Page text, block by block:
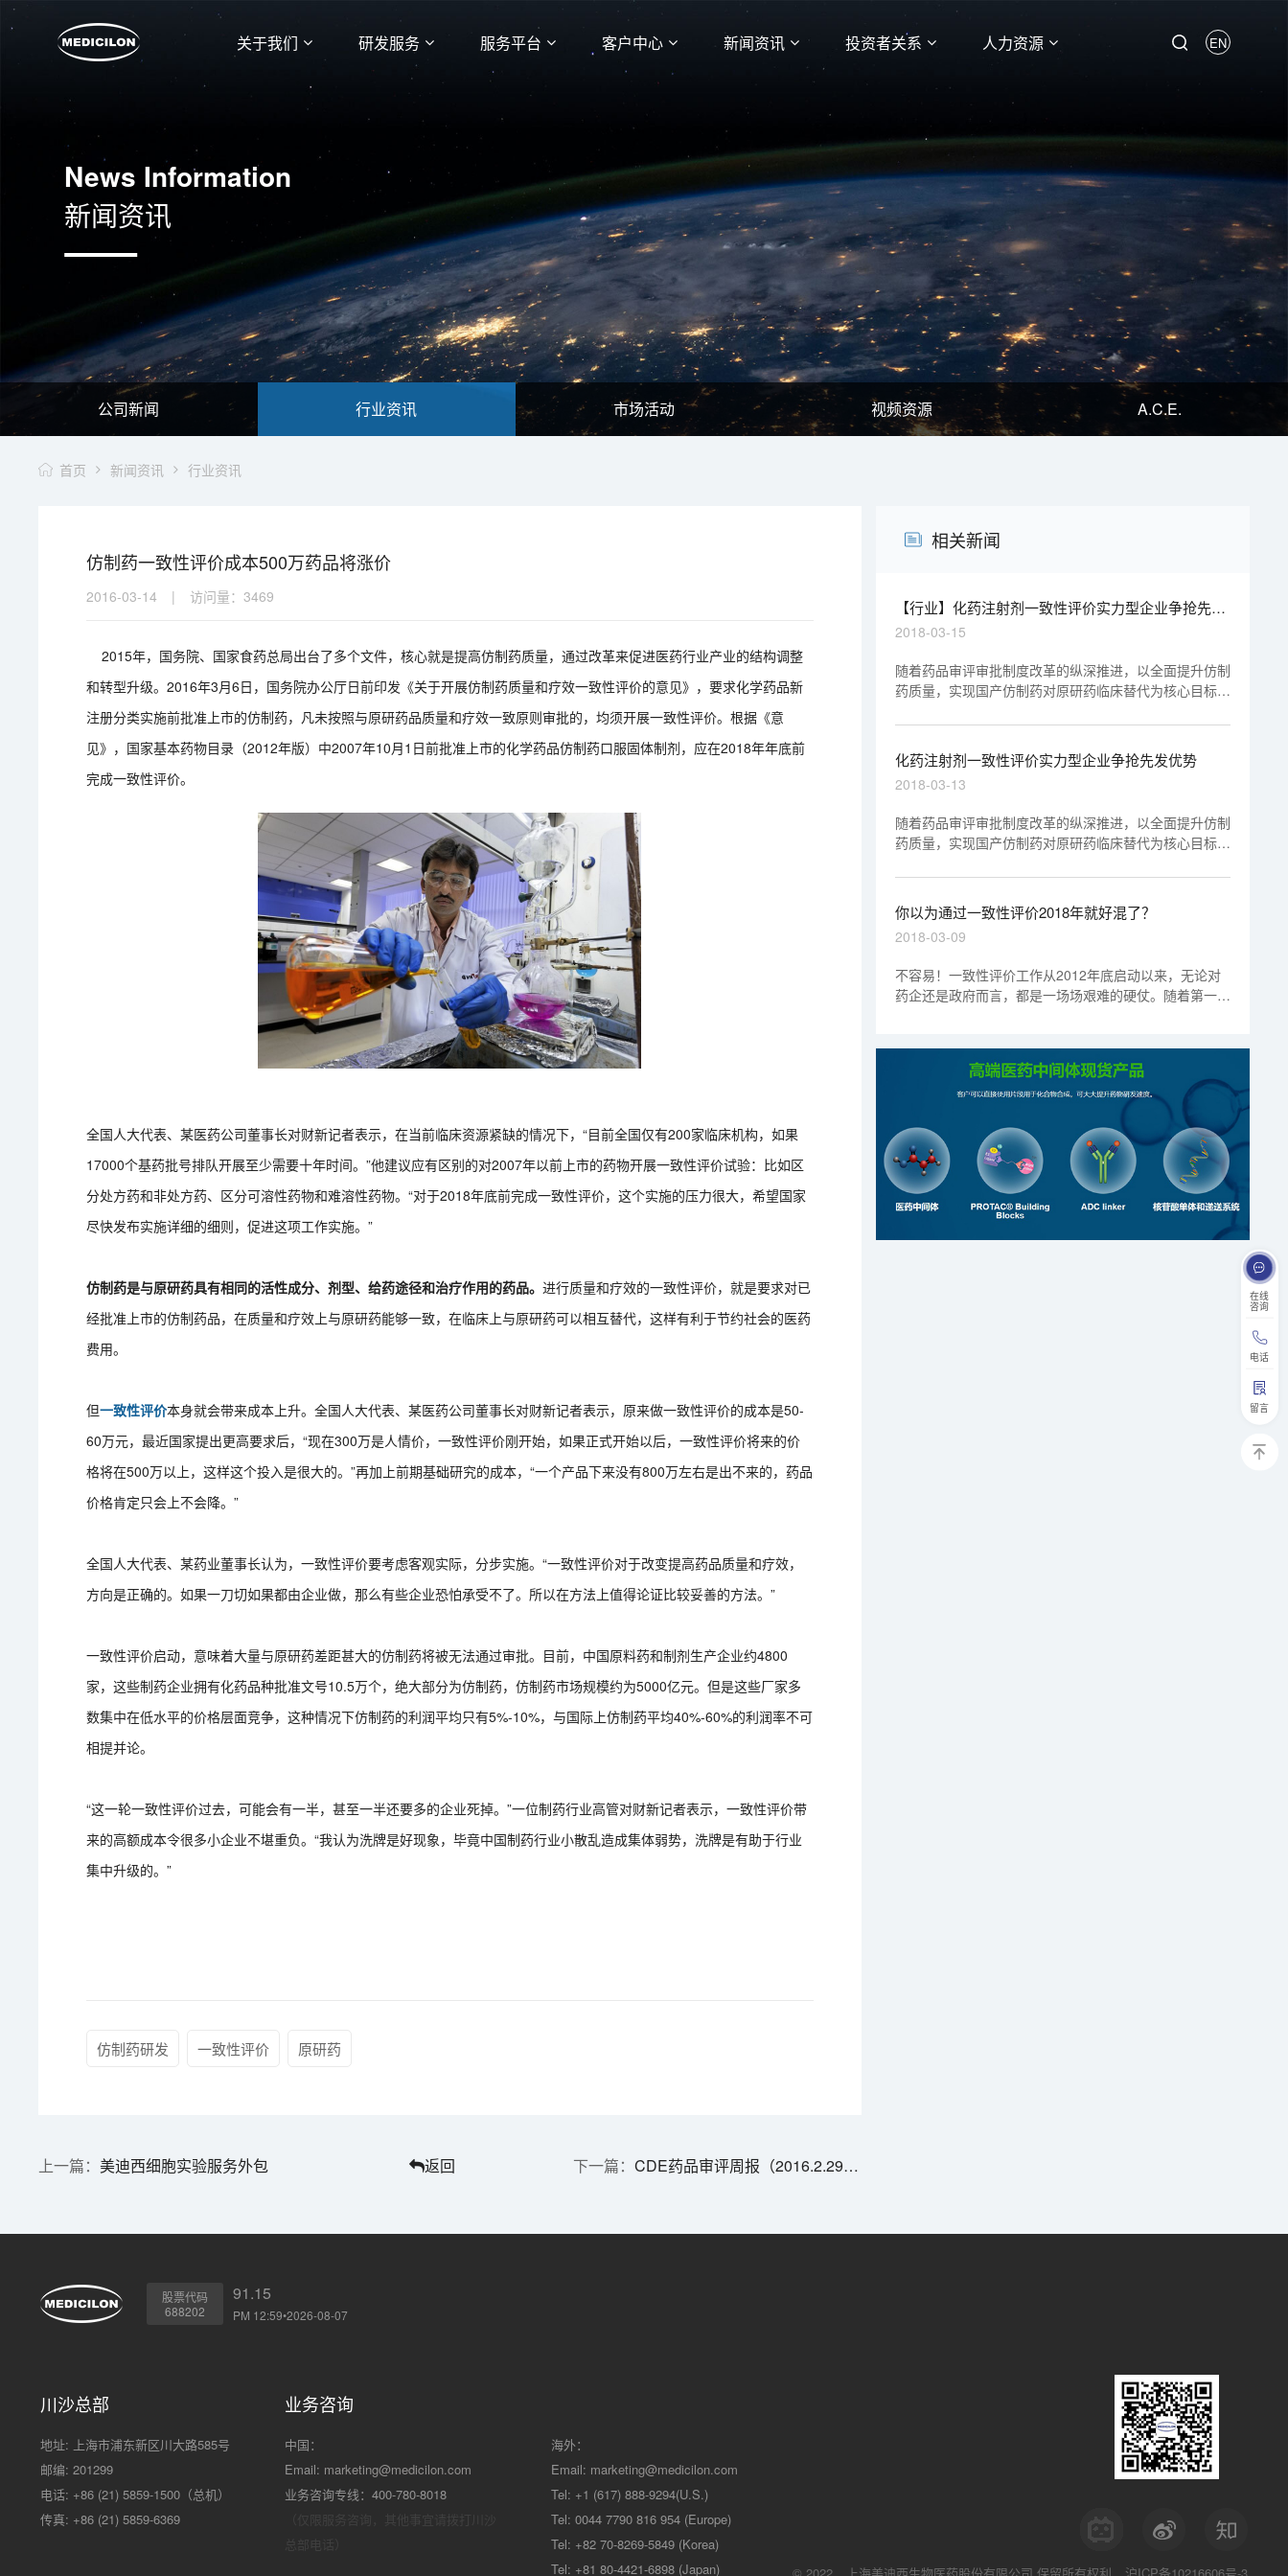
关于我们 研发服务 服务平台 客户中心 新闻资讯 投资者关系 人力资源 EN
在线
咨询
电话
留言
News Information
新闻资讯
公司新闻 行业资讯 市场活动 视频资源 A.C.E.
首页 新闻资讯 行业资讯
仿制药一致性评价成本500万药品将涨价
2016-03-14 | 访问量：3469
2015年，国务院、国家食药总局出台了多个文件，核心就是提高仿制药质量，通过改革来促进医药行业产业的结构调整
和转型升级。2016年3月6日，国务院办公厅日前印发《关于开展仿制药质量和疗效一致性评价的意见》，要求化学药品新
注册分类实施前批准上市的仿制药，凡未按照与原研药品质量和疗效一致原则审批的，均须开展一致性评价。根据《意
见》，国家基本药物目录（2012年版）中2007年10月1日前批准上市的化学药品仿制药口服固体制剂，应在2018年年底前
完成一致性评价。
全国人大代表、某医药公司董事长对财新记者表示，在当前临床资源紧缺的情况下，“目前全国仅有200家临床机构，如果
17000个基药批号排队开展至少需要十年时间。”他建议应有区别的对2007年以前上市的药物开展一致性评价试验：比如区
分处方药和非处方药、区分可溶性药物和难溶性药物。“对于2018年底前完成一致性评价，这个实施的压力很大，希望国家
尽快发布实施详细的细则，促进这项工作实施。”
仿制药是与原研药具有相同的活性成分、剂型、给药途径和治疗作用的药品。进行质量和疗效的一致性评价，就是要求对已
经批准上市的仿制药品，在质量和疗效上与原研药能够一致，在临床上与原研药可以相互替代，这样有利于节约社会的医药
费用。
但一致性评价本身就会带来成本上升。全国人大代表、某医药公司董事长对财新记者表示，原来做一致性评价的成本是50-
60万元，最近国家提出更高要求后，“现在300万是人情价，一致性评价刚开始，如果正式开始以后，一致性评价将来的价
格将在500万以上，这样这个投入是很大的。”再加上前期基础研究的成本，“一个产品下来没有800万左右是出不来的，药品
价格肯定只会上不会降。”
全国人大代表、某药业董事长认为，一致性评价要考虑客观实际，分步实施。“一致性评价对于改变提高药品质量和疗效，
方向是正确的。如果一刀切如果都由企业做，那么有些企业恐怕承受不了。所以在方法上值得论证比较妥善的方法。”
一致性评价启动，意味着大量与原研药差距甚大的仿制药将被无法通过审批。目前，中国原料药和制剂生产企业约4800
家，这些制药企业拥有化药品种批准文号10.5万个，绝大部分为仿制药，仿制药市场规模约为5000亿元。但是这些厂家多
数集中在低水平的价格层面竞争，这种情况下仿制药的利润平均只有5%-10%，与国际上仿制药平均40%-60%的利润率不可
相提并论。
“这一轮一致性评价过去，可能会有一半，甚至一半还要多的企业死掉。”一位制药行业高管对财新记者表示，一致性评价带
来的高额成本令很多小企业不堪重负。“我认为洗牌是好现象，毕竟中国制药行业小散乱造成集体弱势，洗牌是有助于行业
集中升级的。”
仿制药研发 一致性评价 原研药
美迪西细胞实验服务外包 返回 CDE药品审评周报（2016.2.29-2016.3.6）
相关新闻
【行业】化药注射剂一致性评价实力型企业争抢先发
优势
2018-03-15
随着药品审评审批制度改革的纵深推进，以全面提升仿制
药质量，实现国产仿制药对原研药临床替代为核心目标的
口服固体制剂品规获得通过。
化药注射剂一致性评价实力型企业争抢先发优势
2018-03-13
随着药品审评审批制度改革的纵深推进，以全面提升仿制
药质量，实现国产仿制药对原研药临床替代为核心目标的
口服固体制剂品规获得通过。与此同时，化药注射剂一致
性评价技术要求开始征求意见。
你以为通过一致性评价2018年就好混了？
2018-03-09
不容易！一致性评价工作从2012年底启动以来，无论对
药企还是政府而言，都是一场场艰难的硬仗。随着第一
股票代码
688202
91.15
PM 12:59•2026-08-07
川沙总部
地址: 上海市浦东新区川大路585号
邮编: 201299
电话: +86 (21) 5859-1500（总机）
传真: +86 (21) 5859-6369
业务咨询
中国：
Email: marketing@medicilon.com
业务咨询专线：400-780-8018
海外：
Email: marketing@medicilon.com
Tel: +1 (617) 888-9294(U.S.)
Tel: 0044 7790 816 954 (Europe)
Tel: +82 70-8269-5849 (Korea)
Tel: +81 80-4421-6898 (Japan)
© 2022 上海美迪西生物医药股份有限公司 保留所有权利 沪ICP备10216606号-3